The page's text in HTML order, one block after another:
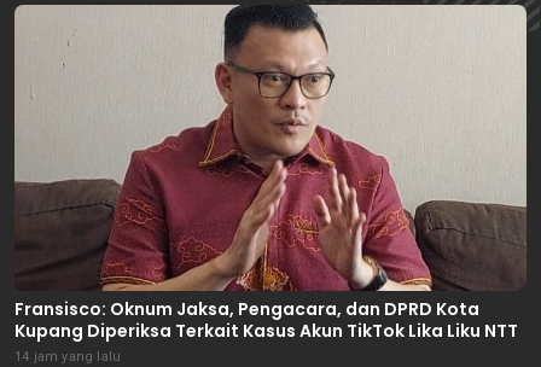
Fransisco: Oknum Jaksa, Pengacara, dan DPRD Kota
Kupang Diperiksa Terkait Kasus Akun TikTok Lika Liku NTT
14 jam yang lalu